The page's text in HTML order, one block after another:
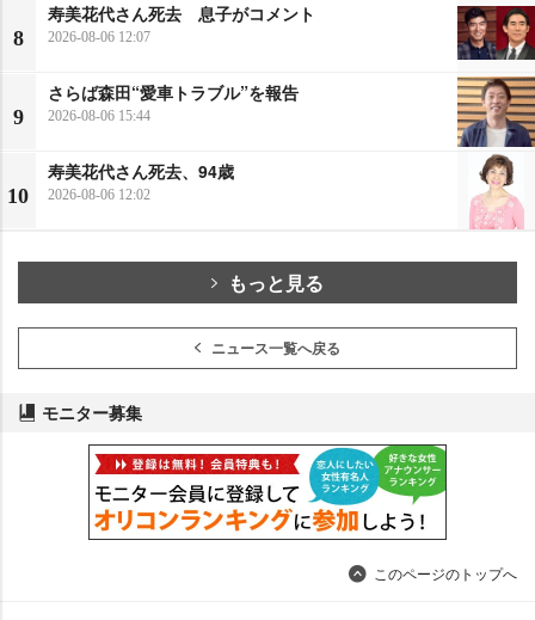
8
寿美花代さん死去 息子がコメント
2026-08-06 12:07
9
さらば森田“愛車トラブル”を報告
2026-08-06 15:44
10
寿美花代さん死去、94歳
2026-08-06 12:02
もっと見る
ニュース一覧へ戻る
モニター募集
このページのトップへ